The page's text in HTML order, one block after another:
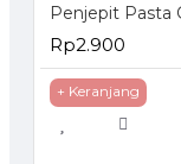
Rp2.900
+ Keranjang